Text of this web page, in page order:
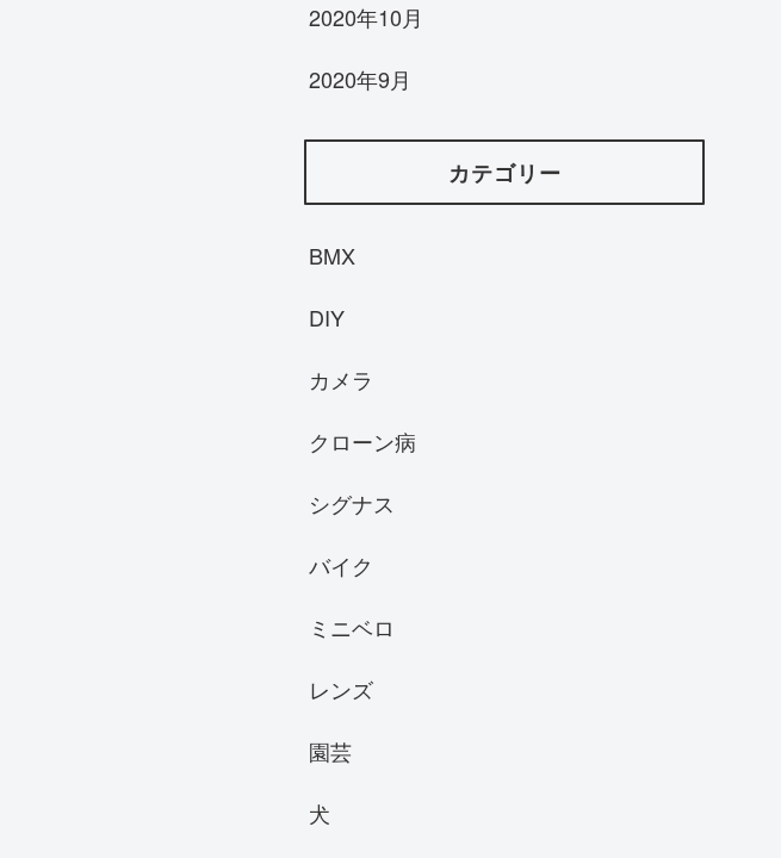
2020年10月
2020年9月
カテゴリー
BMX
DIY
カメラ
クローン病
シグナス
バイク
ミニベロ
レンズ
園芸
犬